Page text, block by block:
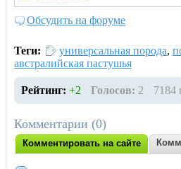
Обсудить на форуме
Теги: универсальная порода,
австралийская пастушья
Рейтинг: +2 Голосов: 2 7184
Комментарии (0)
Комментировать на сайте